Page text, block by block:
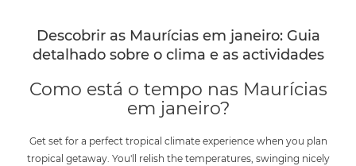
Descobrir as Maurícias em janeiro: Guia
detalhado sobre o clima e as actividades
Como está o tempo nas Maurícias
em janeiro?
Get set for a perfect tropical climate experience when you plan
tropical getaway. You'll relish the temperatures, swinging nicely